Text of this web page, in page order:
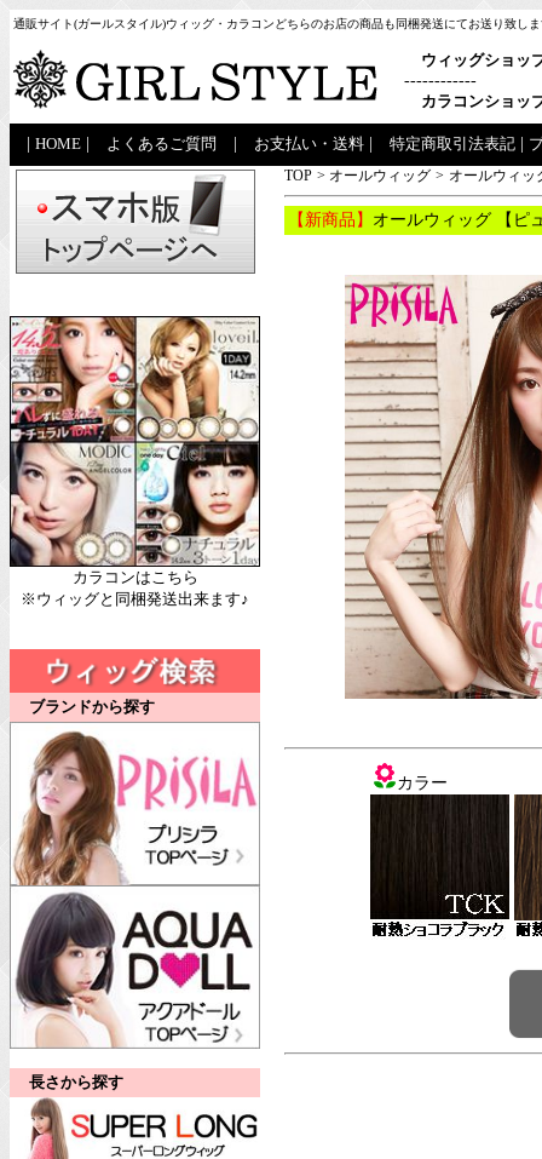
通販サイト(ガールスタイル)ウィッグ・カラコンどちらのお店の商品も同梱発送にてお送り致し
ウィッグショッ
------------
カラコンショッ
HOME よくあるご質問 お支払い・送料 特定商取引法表記
カラコンはこちら
※ウィッグと同梱発送出来ます♪
ブランドから探す
長さから探す
TOP > オールウィッグ > オールウィッ
【新商品】 オールウィッグ 【ピ
カラー